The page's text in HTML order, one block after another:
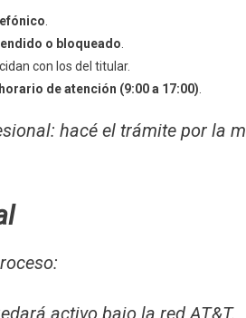
o bloqueado
con los del titular.
horario de atención (9:00 a 17:00)
hacé el trámite por la
activo bajo la red AT&T.